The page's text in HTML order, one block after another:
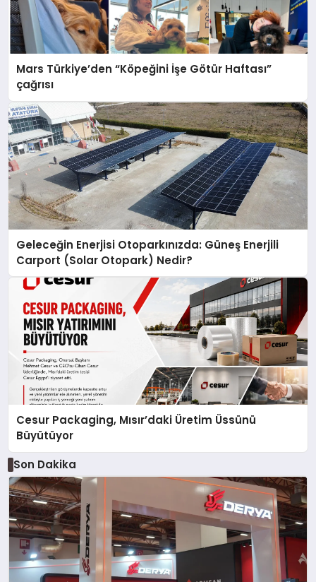
Mars Türkiye’den “Köpeğini İşe Götür Haftası”
çağrısı
Geleceğin Enerjisi Otoparkınızda: Güneş Enerjili
Carport (Solar Otopark) Nedir?
Cesur Packaging, Mısır’daki Üretim Üssünü
Büyütüyor
Son Dakika